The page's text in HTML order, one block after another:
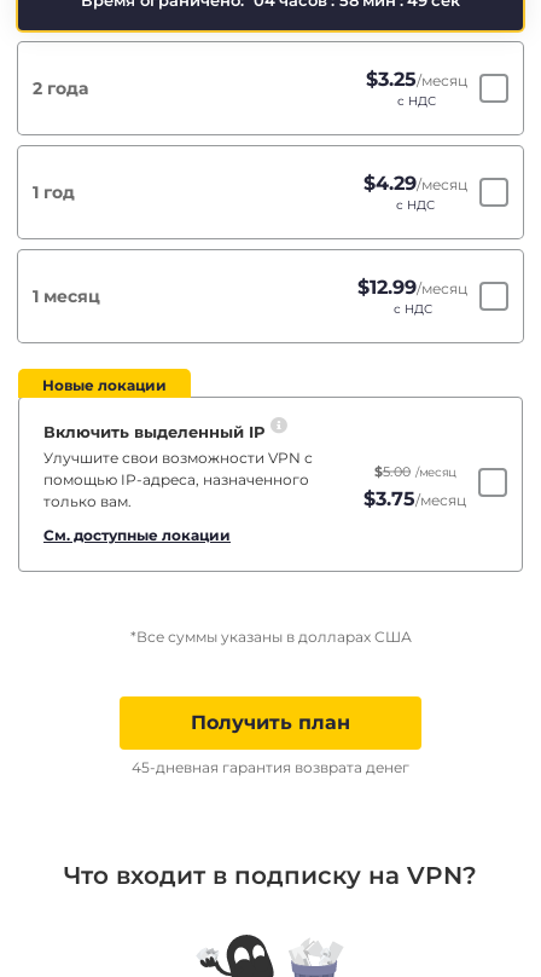
2 года $3.25/месяц
с НДС
1 год $4.29/месяц
с НДС
1 месяц $12.99/месяц
с НДС
Новые локации
Включить выделенный IP
Улучшите свои возможности VPN с
помощью IP-адреса, назначенного
только вам.
См. доступные локации
$5.00 /месяц
$3.75/месяц
*Все суммы указаны в долларах США
Получить план
45-дневная гарантия возврата денег
Что входит в подписку на VPN?